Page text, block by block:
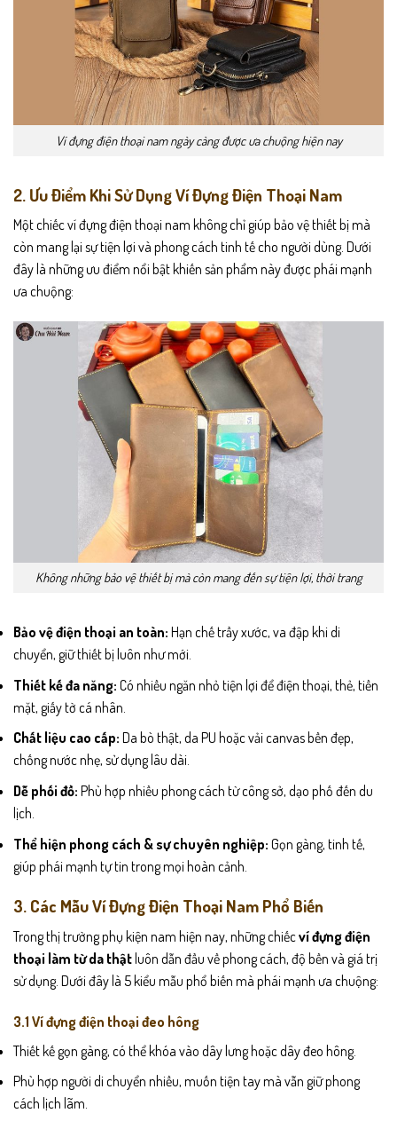
Ví đựng điện thoại nam ngày càng được ưa chuộng hiện nay
2. Ưu Điểm Khi Sử Dụng Ví Đựng Điện Thoại Nam
Một chiếc ví đựng điện thoại nam không chỉ giúp bảo vệ thiết bị mà
còn mang lại sự tiện lợi và phong cách tinh tế cho người dùng. Dưới
đây là những ưu điểm nổi bật khiến sản phẩm này được phái mạnh
ưa chuộng:
Không những bảo vệ thiết bị mà còn mang đến sự tiện lợi, thời trang
Bảo vệ điện thoại an toàn: Hạn chế trầy xước, va đập khi di
chuyển, giữ thiết bị luôn như mới.
Thiết kế đa năng: Có nhiều ngăn nhỏ tiện lợi để điện thoại, thẻ, tiền
mặt, giấy tờ cá nhân.
Chất liệu cao cấp: Da bò thật, da PU hoặc vải canvas bền đẹp,
chống nước nhẹ, sử dụng lâu dài.
Dễ phối đồ: Phù hợp nhiều phong cách từ công sở, dạo phố đến du
lịch.
Thể hiện phong cách & sự chuyên nghiệp: Gọn gàng, tinh tế,
giúp phái mạnh tự tin trong mọi hoàn cảnh.
3. Các Mẫu Ví Đựng Điện Thoại Nam Phổ Biến
Trong thị trường phụ kiện nam hiện nay, những chiếcví đựng điện
thoại làm từ da thậtluôn dẫn đầu về phong cách, độ bền và giá trị
sử dụng. Dưới đây là 5 kiểu mẫu phổ biến mà phái mạnh ưa chuộng:
3.1 Ví đựng điện thoại đeo hông
Thiết kế gọn gàng, có thể khóa vào dây lưng hoặc dây đeo hông.
Phù hợp người di chuyển nhiều, muốn tiện tay mà vẫn giữ phong
cách lịch lãm.